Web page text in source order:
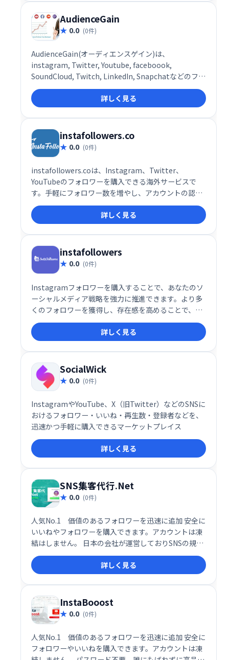
AudienceGain
0.0 (0件)
AudienceGain(オーディエンスゲイン)は、
instagram, Twitter, Youtube, faceboook,
SoundCloud, Twitch, LinkedIn, Snapchatなどのフォ
ロワーが購入できる海外のサービスです。
詳しく見る
instafollowers.co
0.0 (0件)
instafollowers.coは、Instagram、Twitter、
YouTubeのフォロワーを購入できる海外サービスで
す。手軽にフォロワー数を増やし、アカウントの認知
度向上を目指したい方におすすめです。ただし、不正
なフォロワー増加はアカウント停止のリスクも伴いま
すので、利用にはご注意ください。
詳しく見る
instafollowers
0.0 (0件)
Instagramフォロワーを購入することで、あなたのソ
ーシャルメディア戦略を強力に推進できます。より多
くのフォロワーを獲得し、存在感を高めることで、新
たなビジネスチャンスや影響力の拡大につながりま
す。競合他社との差別化を図り、Instagramで成功を
目指しましょう。
詳しく見る
SocialWick
0.0 (0件)
InstagramやYouTube、X（旧Twitter）などのSNSに
おけるフォロワー・いいね・再生数・登録者などを、
迅速かつ手軽に購入できるマーケットプレイス
詳しく見る
SNS集客代行.Net
0.0 (0件)
人気No.1 価値のあるフォロワーを迅速に追加 安全に
いいねやフォロワーを購入できます。アカウントは凍
結はしません。 日本の会社が運営しておりSNSの規約
を遵守したサービスです ばれずに自然なフォロワーを
買うことができます。パスワードも不要です。
詳しく見る
InstaBooost
0.0 (0件)
人気No.1 価値のあるフォロワーを迅速に追加 安全に
フォロワーやいいねを購入できます。アカウントは凍